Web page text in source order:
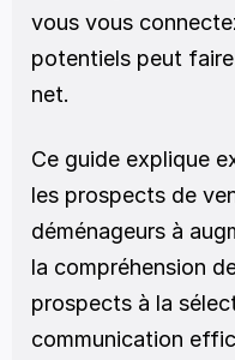
vous vous
potentiels peut
net.
Ce guide explique
les prospects de
déménageurs à
la compréhension
prospects à la
communication